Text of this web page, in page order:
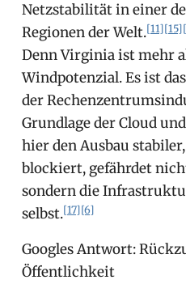
Netzstabilität in einer
Regionen der Welt.[11][15]
Denn Virginia ist mehr
Windpotenzial. Es ist
der
Grundlage der Cloud
hier den Ausbau
blockiert, gefährdet
sondern die
selbst.[17][6]
Googles Antwort:
Öffentlichkeit